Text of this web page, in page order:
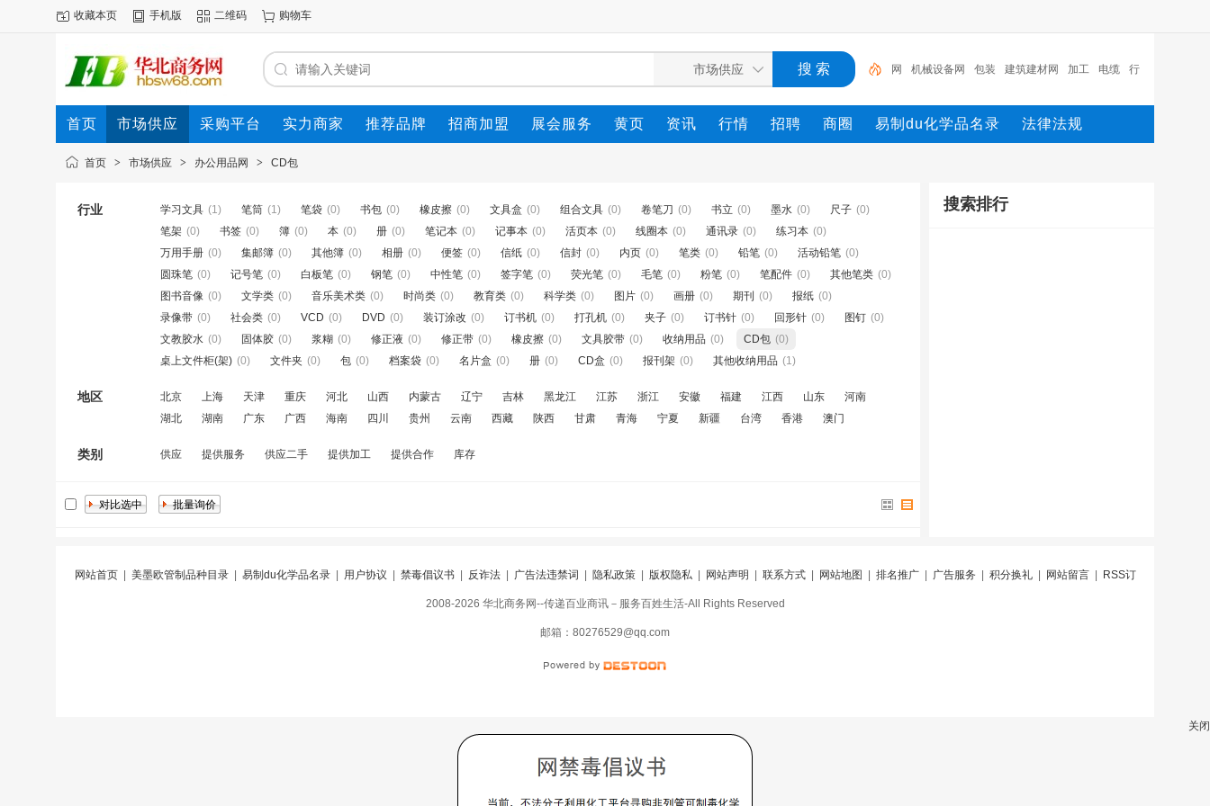
收藏本页 手机版 二维码 购物车
网 机械设备网 包装 建筑建材网 加工 电缆 行
业设备 陶瓷纤维模块 测量 环保设备
首页 市场供应 采购平台 实力商家 推荐品牌 招商加盟 展会服务 黄页 资讯 行情 招聘 商圈 易制du化学品名录 法律法规
首页 > 市场供应 > 办公用品网 > CD包
行业 学习文具 (1) 笔筒 (1) 笔袋 (0) 书包 (0) 橡皮擦 (0) 文具盒 (0) 组合文具 (0) 卷笔刀 (0) 书立 (0) 墨水 (0) 尺子 (0)
笔架 (0) 书签 (0) 簿 (0) 本 (0) 册 (0) 笔记本 (0) 记事本 (0) 活页本 (0) 线圈本 (0) 通讯录 (0) 练习本 (0)
万用手册 (0) 集邮簿 (0) 其他簿 (0) 相册 (0) 便签 (0) 信纸 (0) 信封 (0) 内页 (0) 笔类 (0) 铅笔 (0) 活动铅笔 (0)
圆珠笔 (0) 记号笔 (0) 白板笔 (0) 钢笔 (0) 中性笔 (0) 签字笔 (0) 荧光笔 (0) 毛笔 (0) 粉笔 (0) 笔配件 (0) 其他笔类 (0)
图书音像 (0) 文学类 (0) 音乐美术类 (0) 时尚类 (0) 教育类 (0) 科学类 (0) 图片 (0) 画册 (0) 期刊 (0) 报纸 (0)
录像带 (0) 社会类 (0) VCD (0) DVD (0) 装订涂改 (0) 订书机 (0) 打孔机 (0) 夹子 (0) 订书针 (0) 回形针 (0) 图钉 (0)
文教胶水 (0) 固体胶 (0) 浆糊 (0) 修正液 (0) 修正带 (0) 橡皮擦 (0) 文具胶带 (0) 收纳用品 (0) CD包 (0)
桌上文件柜(架) (0) 文件夹 (0) 包 (0) 档案袋 (0) 名片盒 (0) 册 (0) CD盒 (0) 报刊架 (0) 其他收纳用品 (1)
地区 北京 上海 天津 重庆 河北 山西 内蒙古 辽宁 吉林 黑龙江 江苏 浙江 安徽 福建 江西 山东
河南
湖北
湖南 广东 广西 海南 四川 贵州 云南 西藏 陕西 甘肃 青海 宁夏 新疆 台湾 香港 澳门
类别 供应 提供服务 供应二手 提供加工 提供合作 库存
搜索排行
网站首页| 美墨欧管制品种目录| 易制du化学品名录| 用户协议 禁毒倡议书| 反诈法| 广告法违禁词 隐私政策| 版权隐私| 网站声明 联系方式| 网站地图 排名推广| 广告服务 积分换礼| 网站留言| RSS订
阅|违规举报|冀ICP备16010583号-5 |冀公网安备13098402000099号
2008-2026 华北商务网--传递百业商讯－服务百姓生活-All Rights Reserved
邮箱：80276529@qq.com
关闭